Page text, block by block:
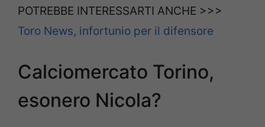
POTREBBE INTERESSARTI ANCHE >>>
Toro News, infortunio per il difensore
Calciomercato Torino,
esonero Nicola?